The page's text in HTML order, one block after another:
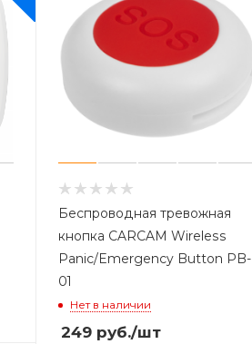
Беспроводная тревожная
кнопка CARCAM Wireless
Panic/Emergency Button PB-
01
Нет в наличии
249 руб./шт